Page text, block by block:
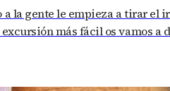
a la gente le empieza a tirar el
más fácil os vamos a